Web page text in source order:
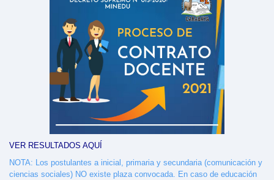
VER RESULTADOS AQUÍ
NOTA: Los postulantes a inicial, primaria y secundaria (comunicación y
ciencias sociales) NO existe plaza convocada. En caso de educación